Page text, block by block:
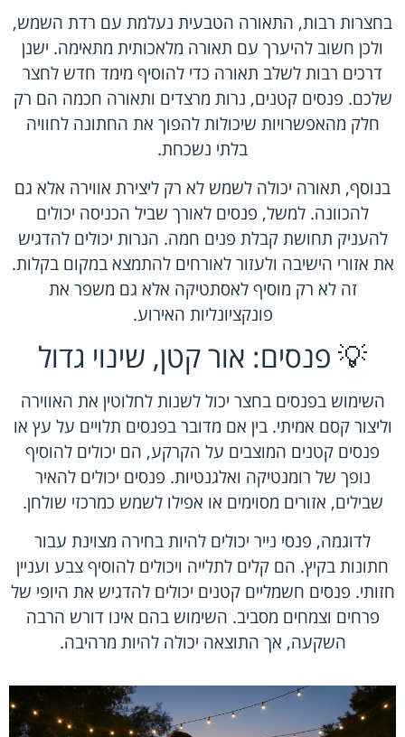
בחצרות רבות, התאורה הטבעית נעלמת עם רדת השמש,
ולכן חשוב להיערך עם תאורה מלאכותית מתאימה. ישנן
דרכים רבות לשלב תאורה כדי להוסיף מימד חדש לחצר
שלכם. פנסים קטנים, נרות מרצדים ותאורה חכמה הם רק
חלק מהאפשרויות שיכולות להפוך את החתונה לחוויה
בלתי נשכחת.
בנוסף, תאורה יכולה לשמש לא רק ליצירת אווירה אלא גם
להכוונה. למשל, פנסים לאורך שביל הכניסה יכולים
להעניק תחושת קבלת פנים חמה. הנרות יכולים להדגיש
את אזורי הישיבה ולעזור לאורחים להתמצא במקום בקלות.
זה לא רק מוסיף לאסתטיקה אלא גם משפר את
פונקציונליות האירוע.
💡 פנסים: אור קטן, שינוי גדול
השימוש בפנסים בחצר יכול לשנות לחלוטין את האווירה
וליצור קסם אמיתי. בין אם מדובר בפנסים תלויים על עץ או
פנסים קטנים המוצבים על הקרקע, הם יכולים להוסיף
נופך של רומנטיקה ואלגנטיות. פנסים יכולים להאיר
שבילים, אזורים מסוימים או אפילו לשמש כמרכזי שולחן.
לדוגמה, פנסי נייר יכולים להיות בחירה מצוינת עבור
חתונות בקיץ. הם קלים לתלייה ויכולים להוסיף צבע ועניין
חזותי. פנסים חשמליים קטנים יכולים להדגיש את היופי של
פרחים וצמחים מסביב. השימוש בהם אינו דורש הרבה
השקעה, אך התוצאה יכולה להיות מרהיבה.